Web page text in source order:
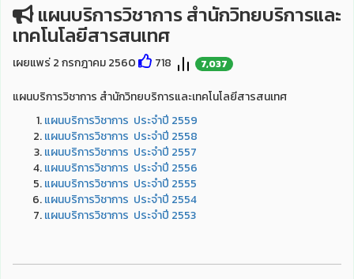
แผนบริการวิชาการ สำนักวิทยบริการและ
เทคโนโลยีสารสนเทศ
เผยแพร่ 2 กรกฎาคม 2560 718 7,037
แผนบริการวิชาการ สำนักวิทยบริการและเทคโนโลยีสารสนเทศ
แผนบริการวิชาการ ประจำปี 2559
แผนบริการวิชาการ ประจำปี 2558
แผนบริการวิชาการ ประจำปี 2557
แผนบริการวิชาการ ประจำปี 2556
แผนบริการวิชาการ ประจำปี 2555
แผนบริการวิชาการ ประจำปี 2554
แผนบริการวิชาการ ประจำปี 2553